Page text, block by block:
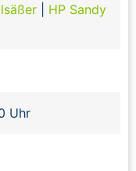
HP Sandy
Uhr